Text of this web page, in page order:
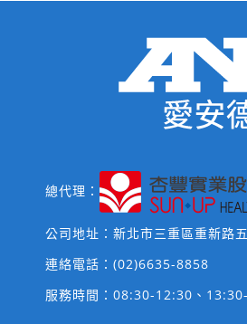
總代理：
公司地址：新北市三重區重新路
連絡電話： (02)6635-8858
服務時間：08:30-12:30、